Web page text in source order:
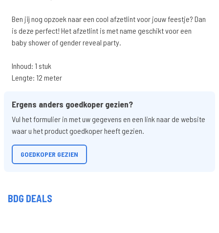
Ben jij nog opzoek naar een cool afzetlint voor jouw feestje? Dan
is deze perfect! Het afzetlint is met name geschikt voor een
baby shower of gender reveal party.
Inhoud: 1 stuk
Lengte: 12 meter
Ergens anders goedkoper gezien?
Vul het formulier in met uw gegevens en een link naar de website
waar u het product goedkoper heeft gezien.
GOEDKOPER GEZIEN
BDG DEALS